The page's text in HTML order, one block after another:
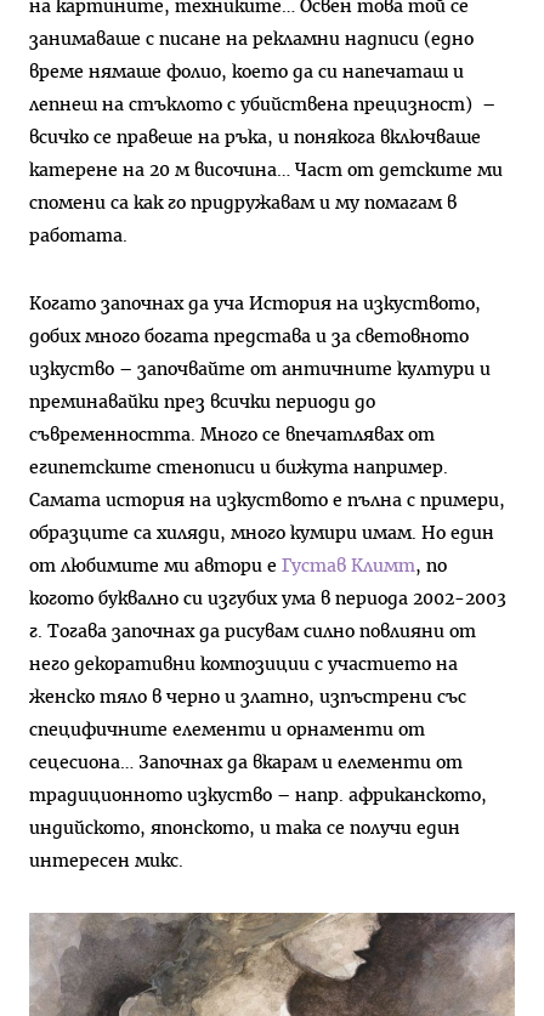
на картините, техниките… Освен това той се
занимаваше с писане на рекламни надписи (едно
време нямаше фолио, което да си напечаташ и
лепнеш на стъклото с убийствена прецизност) –
всичко се правеше на ръка, и понякога включваше
катерене на 20 м височина… Част от детските ми
спомени са как го придружавам и му помагам в
работата.
Когато започнах да уча История на изкуството,
добих много богата представа и за световното
изкуство – започвайте от античните култури и
преминавайки през всички периоди до
съвременността. Много се впечатлявах от
египетските стенописи и бижута например.
Самата история на изкуството е пълна с примери,
образците са хиляди, много кумири имам. Но един
от любимите ми автори е
Густав Климт, по
когото буквално си изгубих ума в периода 2002-2003
г. Тогава започнах да рисувам силно повлияни от
него декоративни композиции с участието на
женско тяло в черно и златно, изпъстрени със
специфичните елементи и орнаменти от
сецесиона… Започнах да вкарам и елементи от
традиционното изкуство – напр. африканското,
индийското, японското, и така се получи един
интересен микс.